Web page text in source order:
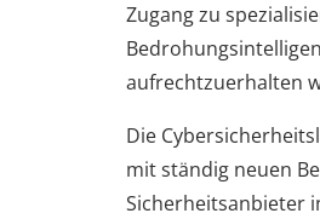
Zugang zu
aufrechtzuerhalten
Die
mit ständig neuen
Sicherheitsanbieter